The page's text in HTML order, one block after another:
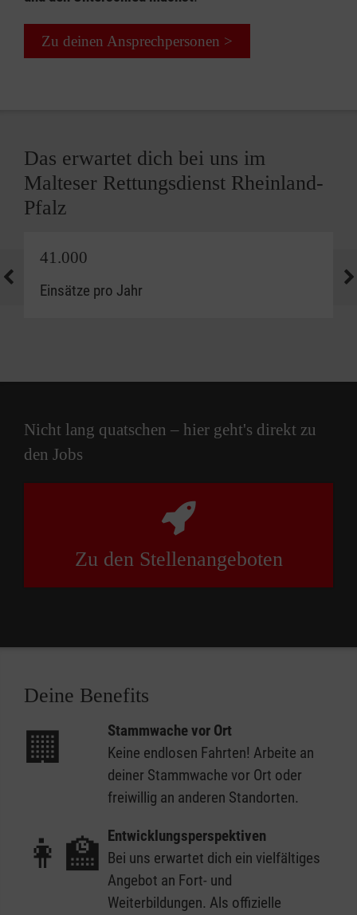
Zu deinen Ansprechpersonen >
Das erwartet dich bei uns im
Malteser Rettungsdienst Rheinland-
Pfalz
41.000
Einsätze pro Jahr
Nicht lang quatschen – hier geht's direkt zu
den Jobs
Zu den Stellenangeboten
Deine Benefits
🏢
Stammwache vor Ort
Keine endlosen Fahrten! Arbeite an
deiner Stammwache vor Ort oder
freiwillig an anderen Standorten.
👩‍🏫 Entwicklungsperspektiven
Bei uns erwartet dich ein vielfältiges
Angebot an Fort- und
Weiterbildungen. Als offizielle